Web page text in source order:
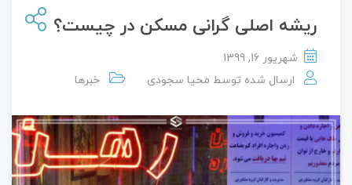
ریشه اصلی ‌گرانی مسکن در چیست؟
شهریور 16, 1399
ارسال شده توسط محیا سجودی خبرها